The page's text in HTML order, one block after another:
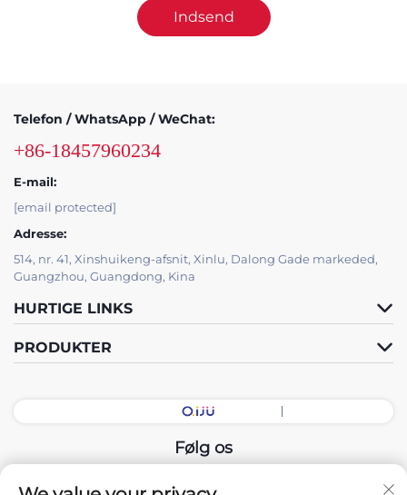
Indsend
Telefon / WhatsApp / WeChat:
+86-18457960234
E-mail:
[email protected]
Adresse:
514, nr. 41, Xinshuikeng-afsnit, Xinlu, Dalong Gade markeded,
Guangzhou, Guangdong, Kina
HURTIGE LINKS
PRODUKTER
Følg os